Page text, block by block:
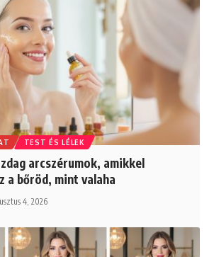
TEST ÉS LÉLEK
arcszérumok, amikkel
a bőröd, mint valaha
4, 2026